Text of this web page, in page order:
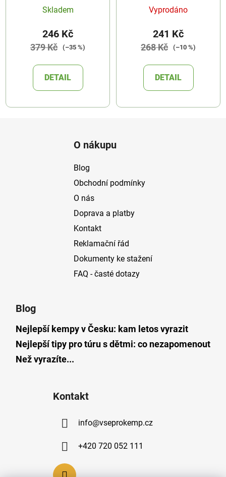
Skladem
246 Kč
379 Kč (–35 %)
DETAIL
Vyprodáno
241 Kč
268 Kč (–10 %)
DETAIL
O nákupu
Blog
Obchodní podmínky
O nás
Doprava a platby
Kontakt
Reklamační řád
Dokumenty ke stažení
FAQ - časté dotazy
Blog
Nejlepší kempy v Česku: kam letos vyrazit
Nejlepší tipy pro túru s dětmi: co nezapomenout
Než vyrazíte...
Kontakt
info@vseprokemp.cz
+420 720 052 111